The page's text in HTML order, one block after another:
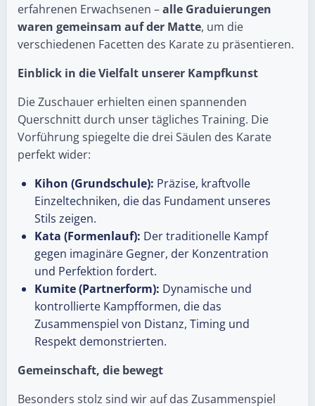
erfahrenen Erwachsenen –alle Graduierungen
waren gemeinsam auf der Matte, um die
verschiedenen Facetten des Karate zu präsentieren.
Einblick in die Vielfalt unserer Kampfkunst
Die Zuschauer erhielten einen spannenden
Querschnitt durch unser tägliches Training. Die
Vorführung spiegelte die drei Säulen des Karate
perfekt wider:
Kihon (Grundschule): Präzise, kraftvolle
Einzeltechniken, die das Fundament unseres
Stils zeigen.
Kata (Formenlauf): Der traditionelle Kampf
gegen imaginäre Gegner, der Konzentration
und Perfektion fordert.
Kumite (Partnerform): Dynamische und
kontrollierte Kampfformen, die das
Zusammenspiel von Distanz, Timing und
Respekt demonstrierten.
Gemeinschaft, die bewegt
Besonders stolz sind wir auf das Zusammenspiel